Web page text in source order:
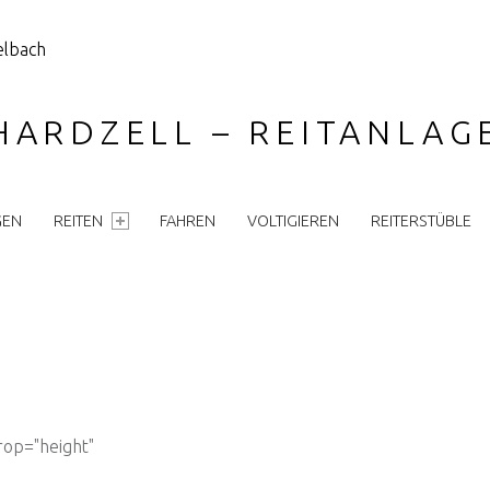
–
REITEN FAHREN VOLTIGIEREN REITERSTÜBLE